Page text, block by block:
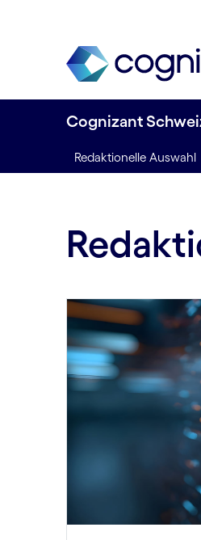
Cognizant
Redaktionelle Auswahl